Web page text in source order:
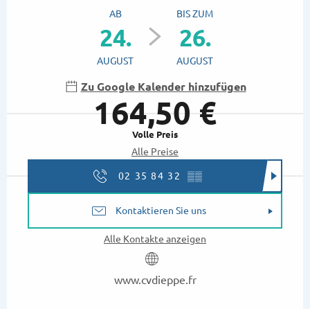
AB
24.
AUGUST
BIS ZUM
26.
AUGUST
Zu Google Kalender hinzufügen
164,50 €
Volle Preis
Alle Preise
02 35 84 32 ▒▒
Kontaktieren Sie uns
Alle Kontakte anzeigen
www.cvdieppe.fr